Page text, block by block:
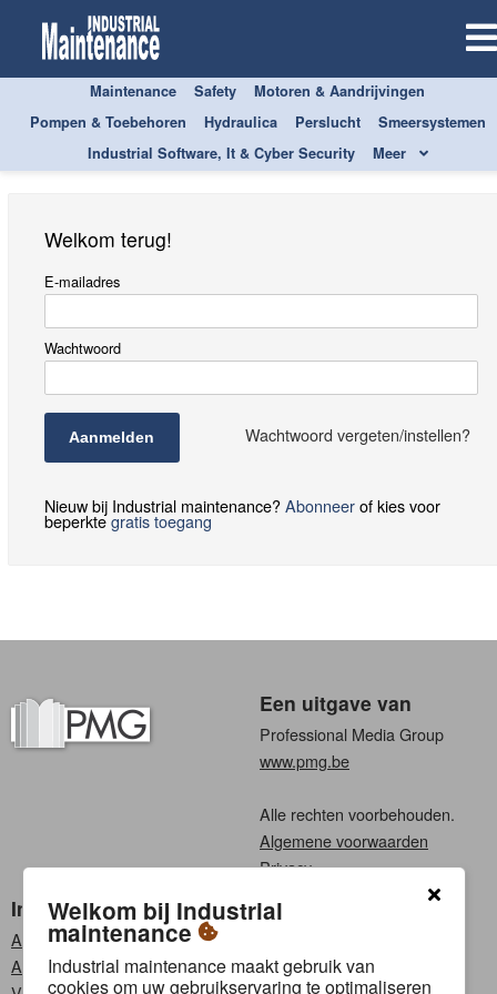
Maintenance Safety
Motoren & Aandrijvingen
Pompen & Toebehoren
Hydraulica Perslucht
Smeersystemen
Industrial Software, It & Cyber Security
Meer
Aanmelden
Welkom terug!
E-mailadres
Wachtwoord
Aanmelden Wachtwoord vergeten/instellen?
Nieuw bij Industrial maintenance?Abonneerof kies voor
beperktegratis toegang
Een uitgave van
Professional Media Group
www.pmg.be
Alle rechten voorbehouden.
Algemene voorwaarden
Privacy
Industrial maintenance
Abonneren
Adverteren
Kies een taal
Frans
Welkom bij Industrial
maintenance
Industrial maintenance maakt gebruik van
cookies om uw gebruikservaring te optimaliseren